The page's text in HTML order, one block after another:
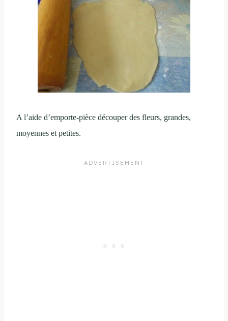
A l’aide d’emporte-pièce découper des fleurs, grandes,
moyennes et petites.